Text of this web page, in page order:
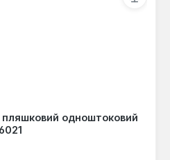
пляшковий одноштоковий